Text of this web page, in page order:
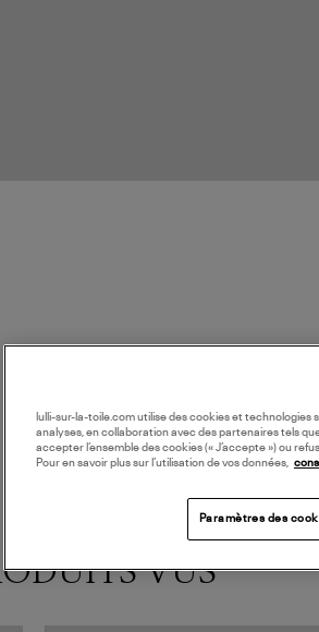
VUS
lulli-sur-la-toile.com utilise des cookies et technologies
analyses, en collaboration avec des partenaires tels
accepter l’ensemble des cookies (« J’accepte ») ou
Pour en savoir plus sur l’utilisation de vos données,
Paramètres des